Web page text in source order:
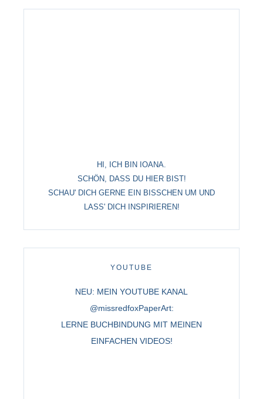
HI, ICH BIN IOANA.
SCHÖN, DASS DU HIER BIST!
SCHAU' DICH GERNE EIN BISSCHEN UM UND
LASS' DICH INSPIRIEREN!
YOUTUBE
NEU: MEIN YOUTUBE KANAL
@missredfoxPaperArt:
LERNE BUCHBINDUNG MIT MEINEN
EINFACHEN VIDEOS!